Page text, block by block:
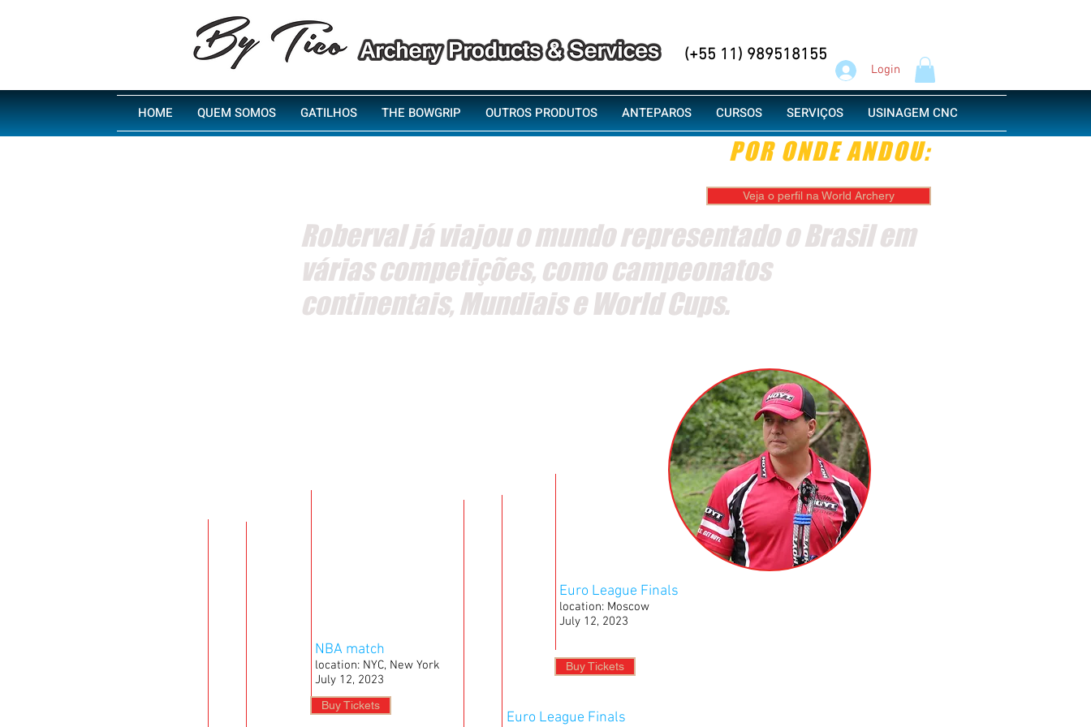
(+55 11) 989518155
Login
HOME QUEM SOMOS GATILHOS THE BOWGRIP OUTROS PRODUTOS ANTEPAROS CURSOS SERVIÇOS USINAGEM CNC
POR ONDE ANDOU:
Roberval já viajou o mundo representado o Brasil em
várias competições, como campeonatos
continentais, Mundiais e World Cups.
Veja o perfil na World Archery
Euro League Finals
NBA match
location: NYC, New York
July 12, 2023
Euro League Finals
location: Moscow
July 12, 2023
Buy Tickets
Buy Tickets